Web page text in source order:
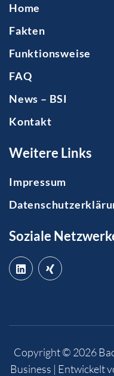
Home
Fakten
Funktionsweise
FAQ
News – BSI
Kontakt
Weitere Links
Impressum
Soziale
Copyright © 2026
Business | Entwickelt